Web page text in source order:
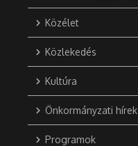
Közélet
Közlekedés
Kultúra
Önkormányzati hírek
Programok